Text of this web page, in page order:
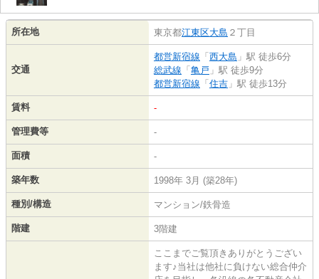
所在地 東京都江東区大島 ２丁目
交通
都営新宿線 「 西大島 」駅 徒歩6分
総武線 「 亀戸 」駅 徒歩9分
都営新宿線 「 住吉 」駅 徒歩13分
賃料 -
管理費等 -
面積 -
築年数 1998年 3月 (築28年)
種別/構造 マンション/鉄骨造
階建 3階建
ここまでご覧頂きありがとうござい
ます♪当社は他社に負けない総合仲介